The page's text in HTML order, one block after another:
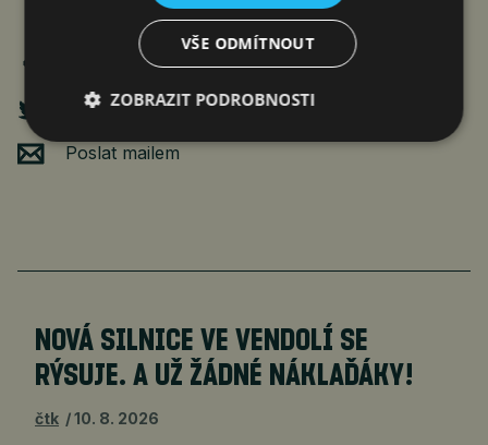
Poslat mailem
NOVÁ SILNICE VE VENDOLÍ SE
RÝSUJE. A UŽ ŽÁDNÉ NÁKLAĎÁKY!
čtk 10. 8. 2026
VŠE ODMÍTNOUT
ZOBRAZIT PODROBNOSTI